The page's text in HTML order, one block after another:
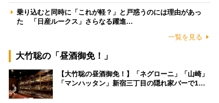
乗り込むと同時に「これが軽？」と戸惑うのには理由があっ
た 「日産ルークス」さらなる躍進…
一覧を見る
大竹聡の「昼酒御免！」
【大竹聡の昼酒御免！】「ネグローニ」「山崎」
「マンハッタン」新宿三丁目の隠れ家バーで1…